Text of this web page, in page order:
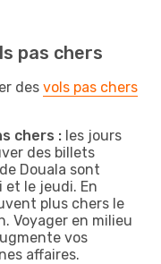
pas chers
des vols pas chers
chers : les jours
des billets
Douala sont
et le jeudi. En
plus chers le
Voyager en milieu
vos
affaires.